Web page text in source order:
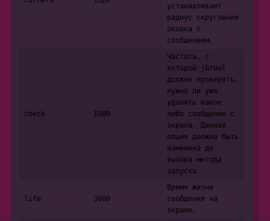
устанавливает
радиус скругления
окошка с
сообщением.
check 1000
Частота, с
которой jGrowl
должен проверять,
нужно ли уже
удалить какое
либо сообщение с
экрана. Данная
опция должна быть
изменена до
вызова метода
запуска.
life 3000
Время жизни
сообщения на
экране.